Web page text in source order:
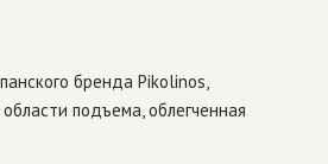
бренда Pikolinos,
подъема, облегченная